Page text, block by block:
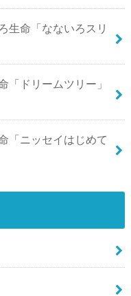
生命「なないろスリ
「ドリームツリー」
「ニッセイはじめて